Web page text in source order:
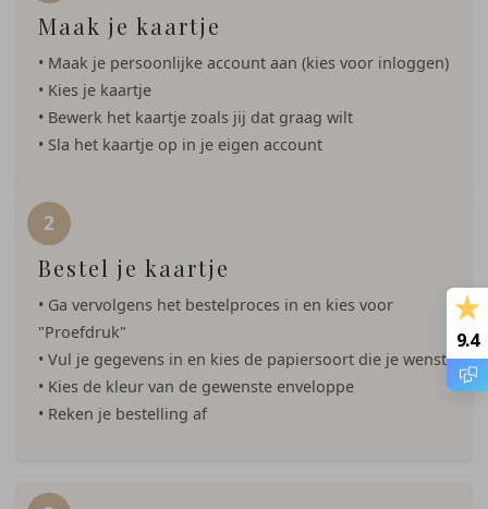
Maak je kaartje
• Maak je persoonlijke account aan (kies voor inloggen)
• Kies je kaartje
• Bewerk het kaartje zoals jij dat graag wilt
• Sla het kaartje op in je eigen account
Bestel je kaartje
• Ga vervolgens het bestelproces in en kies voor
"Proefdruk"
• Vul je gegevens in en kies de papiersoort die je wenst
• Kies de kleur van de gewenste enveloppe
• Reken je bestelling af
9.4